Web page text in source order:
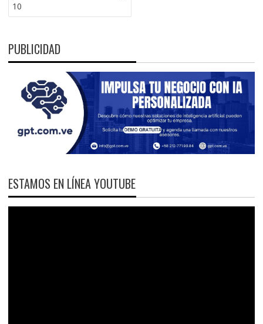
10
PUBLICIDAD
ESTAMOS EN LÍNEA YOUTUBE